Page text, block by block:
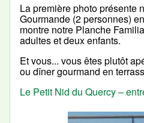
La première photo présente
Gourmande (2 personnes)
montre notre Planche
adultes et deux enfants.
Et vous... vous êtes plutôt
ou dîner gourmand en
Le Petit Nid du Quercy –